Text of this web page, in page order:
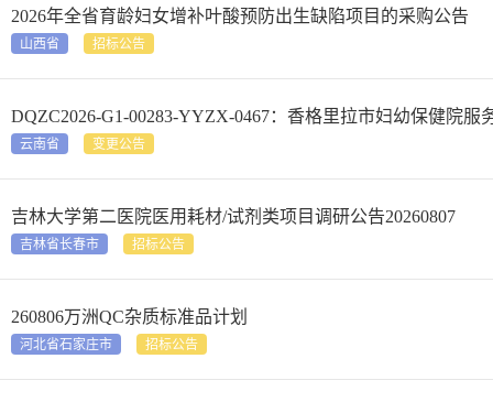
2026年全省育龄妇女增补叶酸预防出生缺陷项目的采购公告
山西省 招标公告
DQZC2026-G1-00283-YYZX-0467：香格里拉市妇幼保健院服
云南省 变更公告
吉林大学第二医院医用耗材/试剂类项目调研公告20260807
吉林省长春市 招标公告
260806万洲QC杂质标准品计划
河北省石家庄市 招标公告